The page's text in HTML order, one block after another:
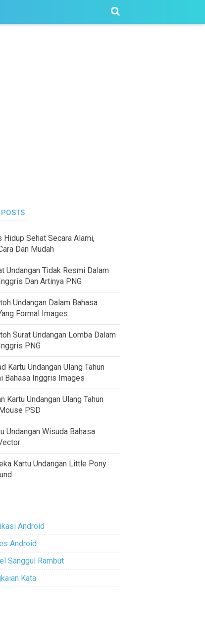
Hidup Sehat Secara Alami,
Dan Mudah
Undangan Tidak Resmi Dalam
Dan Artinya PNG
Undangan Dalam Bahasa
Formal Images
Surat Undangan Lomba Dalam
PNG
Kartu Undangan Ulang Tahun
Bahasa Inggris Images
Kartu Undangan Ulang Tahun
PSD
Undangan Wisuda Bahasa
Kartu Undangan Little Pony
Android
Android
Sanggul Rambut
Kata